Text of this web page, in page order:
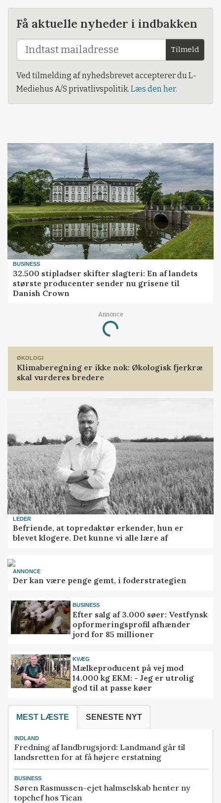
Få aktuelle nyheder i indbakken
Tilmeld
Ved tilmelding af nyhedsbrevet accepterer du L-
Mediehus A/S privatlivspolitik. Læs den her.
BUSINESS
32.500 stipladser skifter slagteri: En af landets
største producenter sender nu grisene til
Danish Crown
Annonce
Loading...
ØKOLOGI
Klimaberegning er ikke nok: Økologisk fjerkræ
skal vurderes bredere
LEDER
Befriende, at topredaktør erkender, hun er
blevet klogere. Det kunne vi alle lære af
ANNONCE
Der kan være penge gemt, i foderstrategien
BUSINESS
Efter salg af 3.000 søer: Vestfynsk
opformeringsprofil afhænder
jord for 85 millioner
KVÆG
Mælkeproducent på vej mod
14.000 kg EKM: - Jeg er utrolig
god til at passe køer
MEST LÆSTE SENESTE NYT
INDLAND
Fredning af landbrugsjord: Landmand går til
landsretten for at få højere erstatning
BUSINESS
Søren Rasmussen-ejet halmselskab henter ny
topchef hos Tican